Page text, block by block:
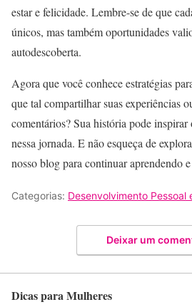
estar e felicidade. Lembre-se de que
únicos, mas também oportunidades
autodescoberta.
Agora que você conhece estratégias
que tal compartilhar suas experiências
comentários? Sua história pode inspirar
nessa jornada. E não esqueça de
nosso blog para continuar aprendendo
Categorias: Desenvolvimento Pessoal
Deixar um
Dicas para Mulheres